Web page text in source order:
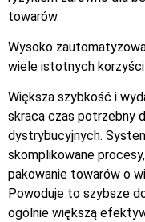
towarów.
Wysoko
wiele istotnych
Większa szybkość i
skraca czas potrzebny
dystrybucyjnych.
skomplikowane
pakowanie towarów o
Powoduje to szybsze
ogólnie większą